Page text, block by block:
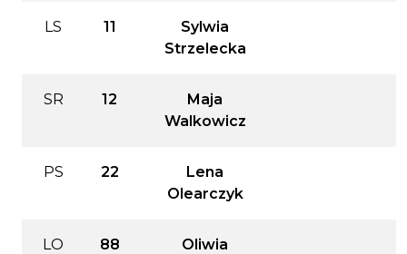
LS 11
Sylwia
Strzelecka
SR 12
Maja
Walkowicz
PS 22
Lena
Olearczyk
LO 88
Oliwia